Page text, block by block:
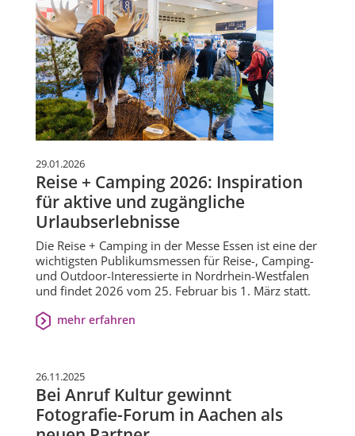
29.01.2026
Reise + Camping 2026: Inspiration
für aktive und zugängliche
Urlaubserlebnisse
Die Reise + Camping in der Messe Essen ist eine der
wichtigsten Publikumsmessen für Reise-, Camping-
und Outdoor-Interessierte in Nordrhein-Westfalen
und findet 2026 vom 25. Februar bis 1. März statt.
mehr erfahren
26.11.2025
Bei Anruf Kultur gewinnt
Fotografie-Forum in Aachen als